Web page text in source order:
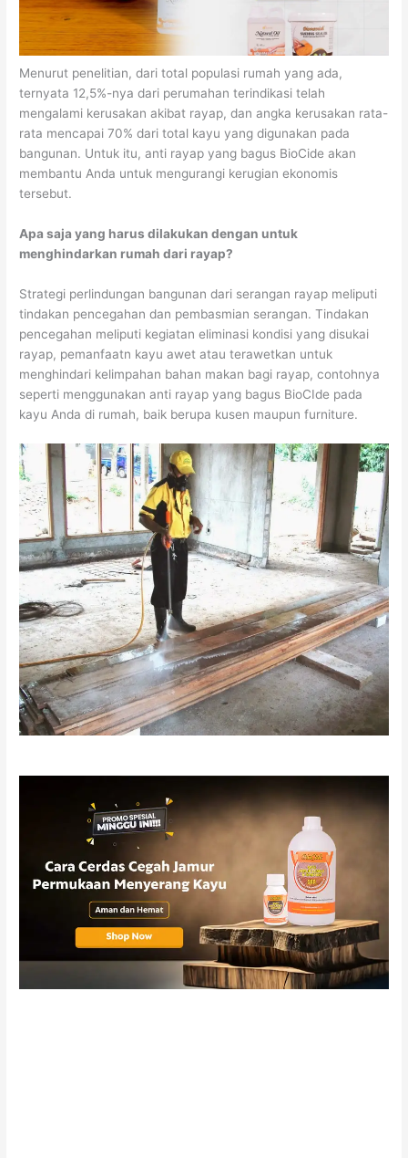
Menurut penelitian, dari total populasi rumah yang ada,
ternyata 12,5%-nya dari perumahan terindikasi telah
mengalami kerusakan akibat rayap, dan angka kerusakan rata-
rata mencapai 70% dari total kayu yang digunakan pada
bangunan. Untuk itu, anti rayap yang bagus BioCide akan
membantu Anda untuk mengurangi kerugian ekonomis
tersebut.
Apa saja yang harus dilakukan dengan untuk
menghindarkan rumah dari rayap?
Strategi perlindungan bangunan dari serangan rayap meliputi
tindakan pencegahan dan pembasmian serangan. Tindakan
pencegahan meliputi kegiatan eliminasi kondisi yang disukai
rayap, pemanfaatn kayu awet atau terawetkan untuk
menghindari kelimpahan bahan makan bagi rayap, contohnya
seperti menggunakan anti rayap yang bagus BioCIde pada
kayu Anda di rumah, baik berupa kusen maupun furniture.